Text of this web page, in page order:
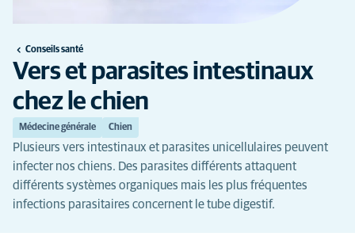
Conseils santé
Vers et parasites intestinaux
chez le chien
Médecine générale Chien
Plusieurs vers intestinaux et parasites unicellulaires peuvent
infecter nos chiens. Des parasites différents attaquent
différents systèmes organiques mais les plus fréquentes
infections parasitaires concernent le tube digestif.